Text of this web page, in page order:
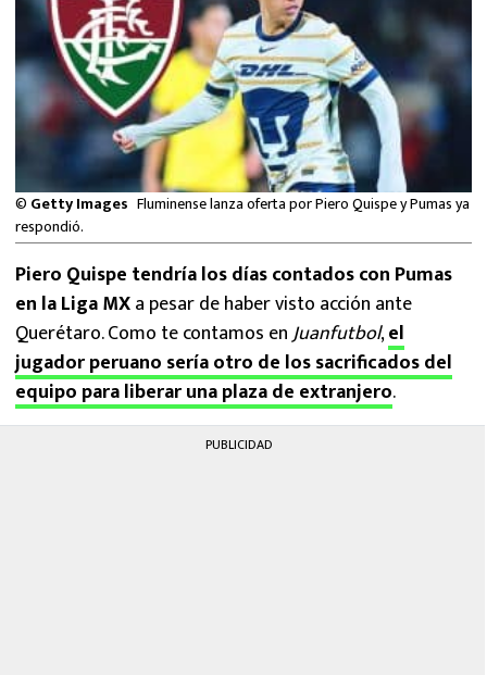
FÓRMULA 1
BOXEO
LIGA MX
NFL
© Getty Images Fluminense lanza oferta por Piero Quispe y Pumas ya
respondió.
Piero Quispe tendría los días contados con Pumas
en la Liga MXa pesar de haber visto acción ante
Querétaro. Como te contamos enJuanfutbol,el
jugador peruano sería otro de los sacrificados del
equipo para liberar una plaza de extranjero.
PUBLICIDAD